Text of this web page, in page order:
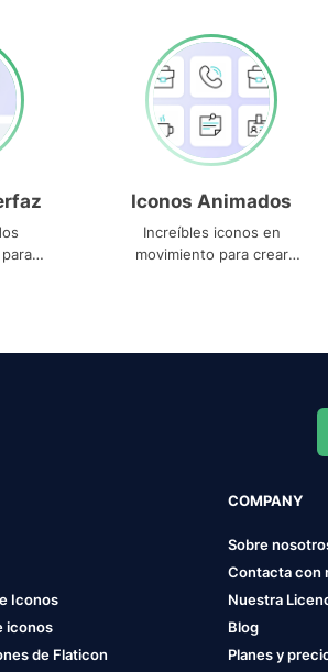
Iconos Animados
Increíbles iconos en
movimiento para crear
Iconos
iconos
de Flaticon
COMPANY
Sobre
Contacta con
Nuestra
Blog
Planes y